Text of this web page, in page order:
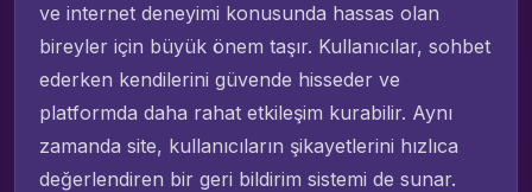
ve internet deneyimi konusunda hassas olan
bireyler için büyük önem taşır. Kullanıcılar, sohbet
ederken kendilerini güvende hisseder ve
platformda daha rahat etkileşim kurabilir. Aynı
zamanda site, kullanıcıların şikayetlerini hızlıca
değerlendiren bir geri bildirim sistemi de sunar.